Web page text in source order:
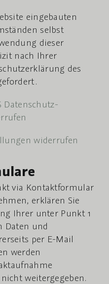
eingebauten
selbst
dieser
nach Ihrer
des
Datenschutz-
widerrufen
via Kontaktformular
erklären Sie
Ihrer unter Punkt 1
Daten und
per E-Mail
werden
weitergegeben.